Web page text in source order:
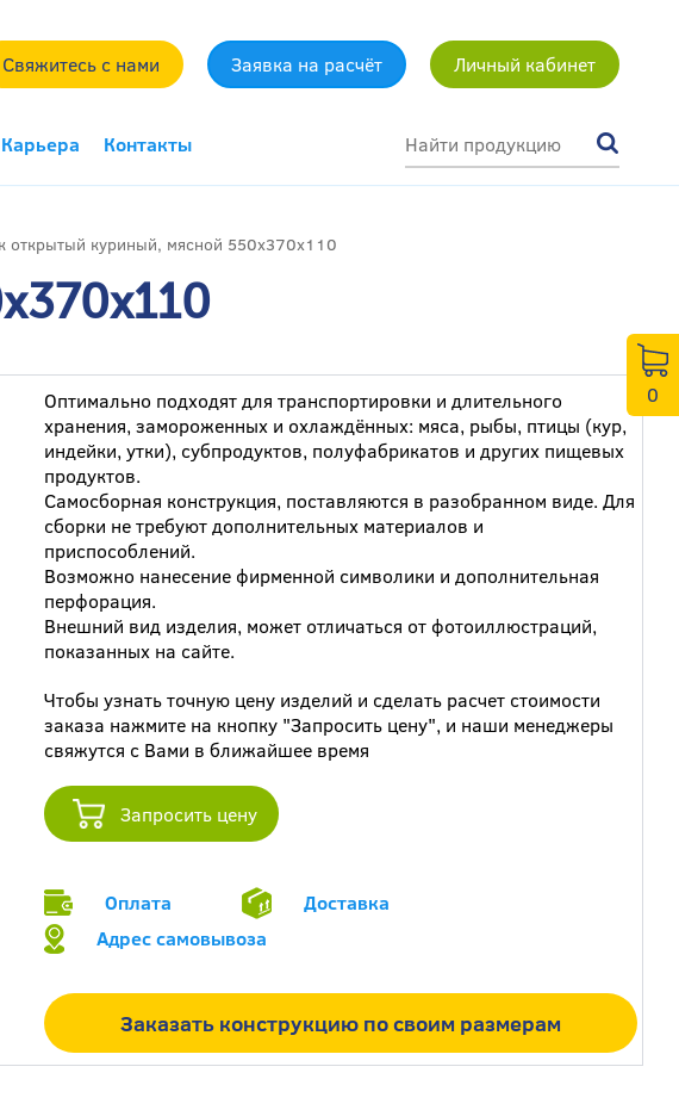
Свяжитесь с нами Заявка на расчёт Личный кабинет
Карьера Контакты
открытый куриный, мясной 550x370x110
Оптимально подходят для транспортировки и длительного
хранения, замороженных и охлаждённых: мяса, рыбы, птицы (кур,
индейки, утки), субпродуктов, полуфабрикатов и других пищевых
продуктов.
Самосборная конструкция, поставляются в разобранном виде. Для
сборки не требуют дополнительных материалов и
приспособлений.
Возможно нанесение фирменной символики и дополнительная
перфорация.
Внешний вид изделия, может отличаться от фотоиллюстраций,
показанных на сайте.
Чтобы узнать точную цену изделий и сделать расчет стоимости
заказа нажмите на кнопку "Запросить цену", и наши менеджеры
свяжутся с Вами в ближайшее время
Запросить цену
Оплата
Доставка
Адрес самовывоза
Заказать конструкцию по своим размерам
0